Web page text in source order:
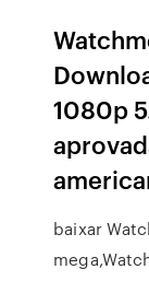
1080p
baixar